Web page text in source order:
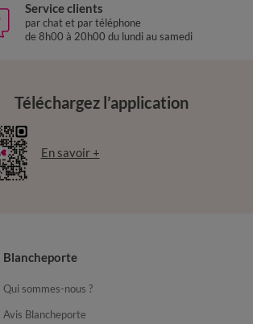
Service clients
par chat et par téléphone
de 8h00 à 20h00 du lundi au samedi
Téléchargez l’application
En savoir +
Blancheporte
Qui sommes-nous ?
Avis Blancheporte